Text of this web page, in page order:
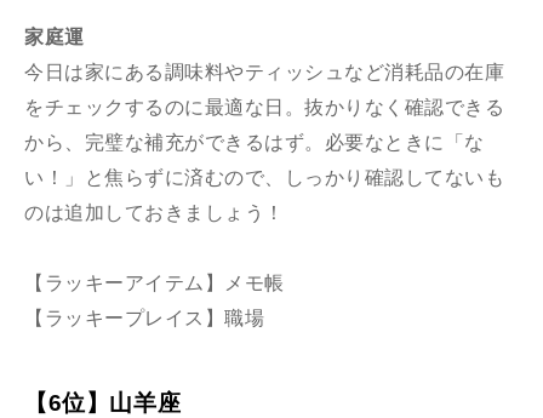
家庭運
今日は家にある調味料やティッシュなど消耗品の在庫
をチェックするのに最適な日。抜かりなく確認できる
から、完璧な補充ができるはず。必要なときに「な
い！」と焦らずに済むので、しっかり確認してないも
のは追加しておきましょう！
【ラッキーアイテム】メモ帳
【ラッキープレイス】職場
【6位】山羊座